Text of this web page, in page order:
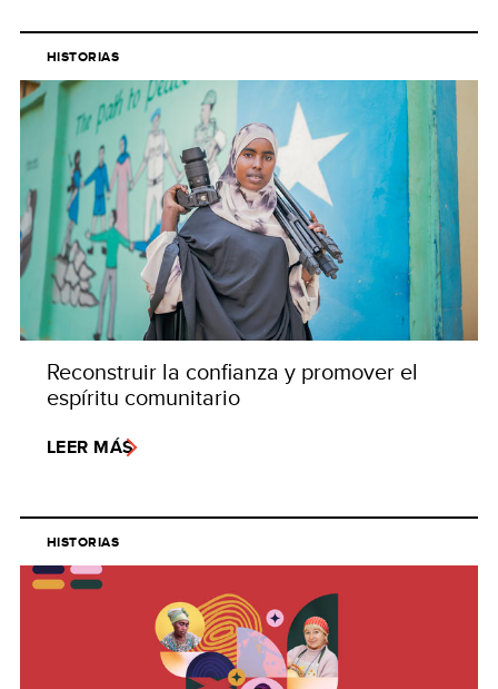
HISTORIAS
Reconstruir la confianza y promover el
espíritu comunitario
LEER MÁS
HISTORIAS